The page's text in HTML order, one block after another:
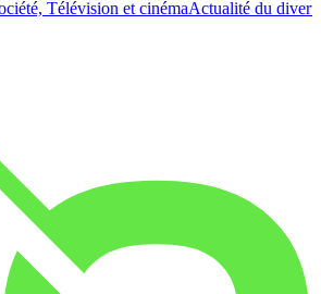
Télévision et cinémaActualité du